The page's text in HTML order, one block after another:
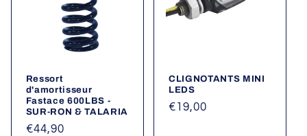
Ressort
d'amortisseur
Fastace 600LBS -
SUR-RON & TALARIA
Prix
€44,90
CLIGNOTANTS MINI
LEDS
Prix
€19,00